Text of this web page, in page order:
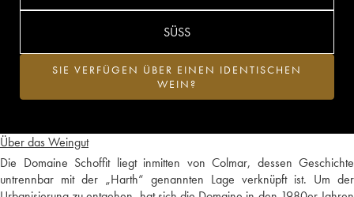
Über das Weingut
Die Domaine Schoffit liegt inmitten von Colmar, dessen Geschichte
untrennbar mit der „Harth“ genannten Lage verknüpft ist. Um der
SÜSS
SIE VERFÜGEN ÜBER EINEN IDENTISCHEN
WEIN?